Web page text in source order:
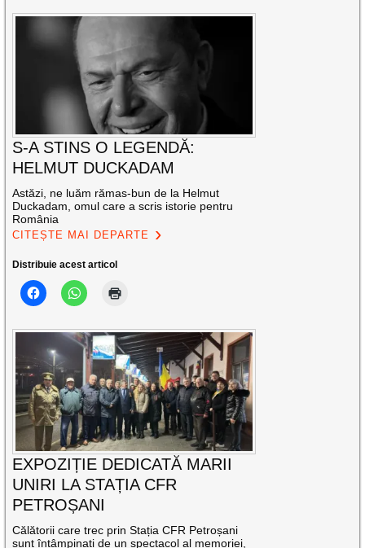
S-A STINS O LEGENDĂ:
HELMUT DUCKADAM
Astăzi, ne luăm rămas-bun de la Helmut
Duckadam, omul care a scris istorie pentru
România
CITEȘTE MAI DEPARTE
Distribuie acest articol
EXPOZIȚIE DEDICATĂ MARII
UNIRI LA STAȚIA CFR
PETROȘANI
Călătorii care trec prin Stația CFR Petroșani
sunt întâmpinați de un spectacol al memoriei,